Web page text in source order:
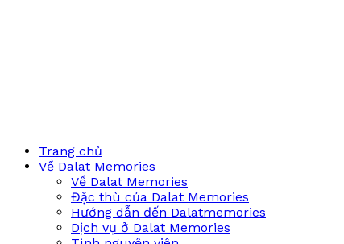
Trang chủ
Về Dalat Memories
Về Dalat Memories
Đặc thù của Dalat Memories
Hướng dẫn đến Dalatmemories
Dịch vụ ở Dalat Memories